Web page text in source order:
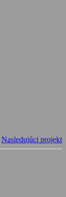
Nasledujúci projekt